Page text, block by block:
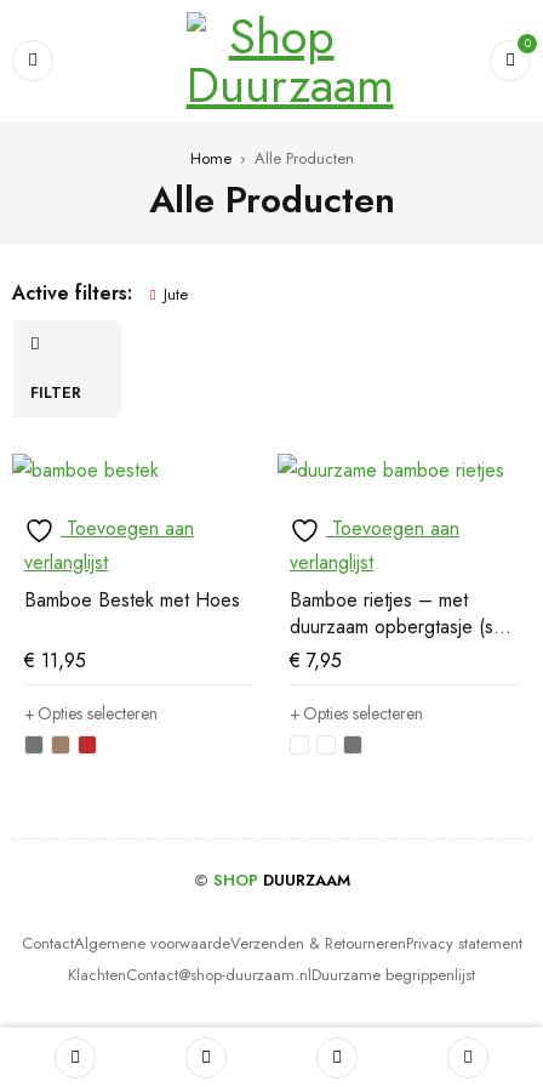
0
Home › Alle Producten
Alle Producten
Active filters: Jute
FILTER
Toevoegen aan
verlanglijst
Bamboe Bestek met Hoes
€ 11,95
Opties selecteren
Toevoegen aan
verlanglijst
Bamboe rietjes – met
duurzaam opbergtasje (set
van 6)
€ 7,95
Opties selecteren
© SHOP DUURZAAM
ContactAlgemene voorwaardeVerzenden & RetournerenPrivacy statement
KlachtenContact@shop-duurzaam.nlDuurzame begrippenlijst